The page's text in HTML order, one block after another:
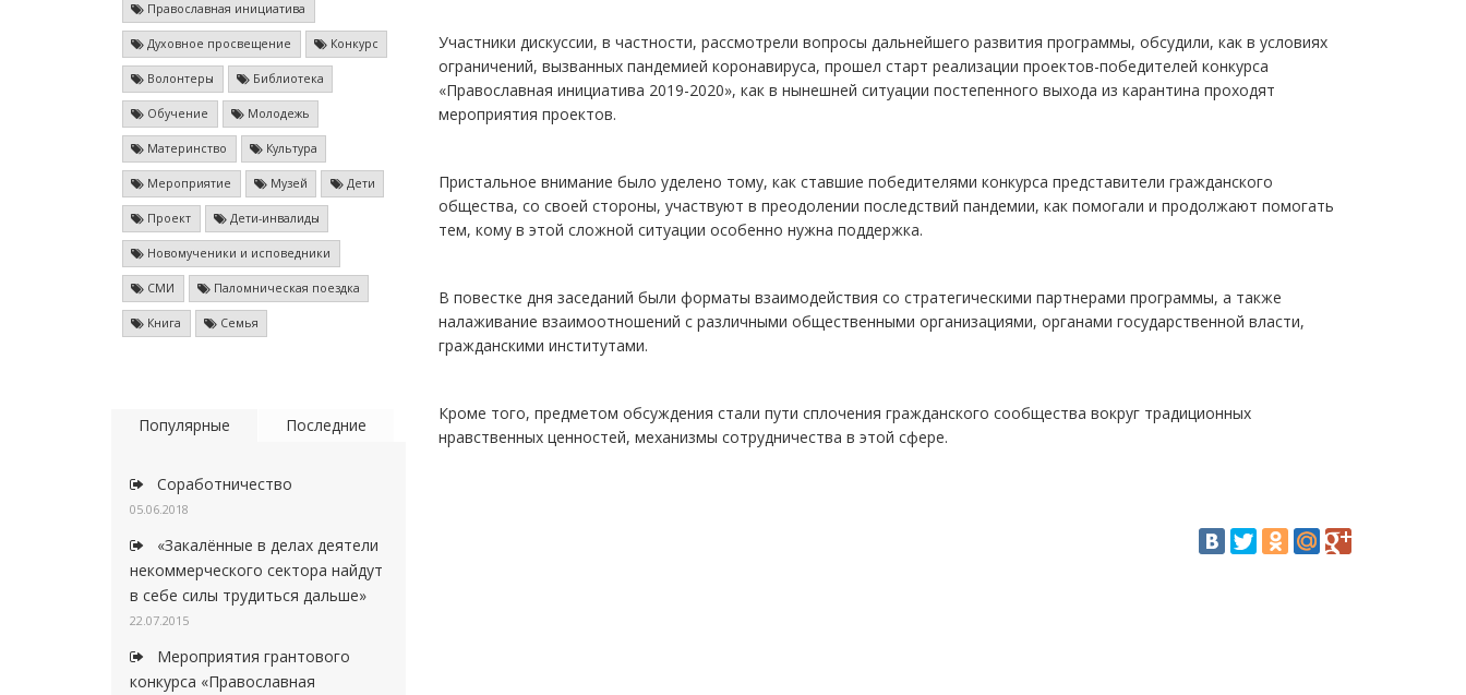
Православная инициатива
Духовное просвещение Конкурс
Волонтеры Библиотека
Обучение Молодежь
Материнство Культура
Мероприятие Музей Дети
Проект Дети-инвалиды
Новомученики и исповедники
СМИ Паломническая поездка
Книга Семья
Популярные Последние
Соработничество
05.06.2018
«Закалённые в делах деятели
некоммерческого сектора найдут
в себе силы трудиться дальше»
22.07.2015
Мероприятия грантового
конкурса «Православная
Участники дискуссии, в частности, рассмотрели вопросы дальнейшего развития программы, обсудили, как в условиях
ограничений, вызванных пандемией коронавируса, прошел старт реализации проектов-победителей конкурса
«Православная инициатива 2019-2020», как в нынешней ситуации постепенного выхода из карантина проходят
мероприятия проектов.
Пристальное внимание было уделено тому, как ставшие победителями конкурса представители гражданского
общества, со своей стороны, участвуют в преодолении последствий пандемии, как помогали и продолжают помогать
тем, кому в этой сложной ситуации особенно нужна поддержка.
В повестке дня заседаний были форматы взаимодействия со стратегическими партнерами программы, а также
налаживание взаимоотношений с различными общественными организациями, органами государственной власти,
гражданскими институтами.
Кроме того, предметом обсуждения стали пути сплочения гражданского сообщества вокруг традиционных
нравственных ценностей, механизмы сотрудничества в этой сфере.